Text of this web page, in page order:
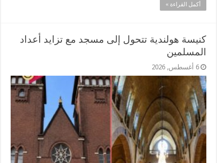
أكمل القراءة »
كنيسة هولندية تتحول إلى مسجد مع تزايد أعداد
المسلمين
6 أغسطس, 2026